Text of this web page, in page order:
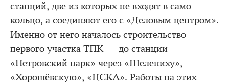
станций, две из которых не входят в само
кольцо, а соединяют его с «Деловым центром».
Именно от него началось строительство
первого участка ТПК — до станции
«Петровский парк» через «Шелепиху»,
«Хорошёвскую», «ЦСКА». Работы на этих